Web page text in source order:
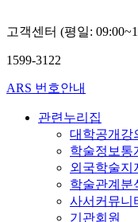
고객센터 (평일:
1599-3122
ARS 번호안내
관련누리집
대학공개강
학술정보통
외국학술지
학술관계분
사서커뮤니
기관회원